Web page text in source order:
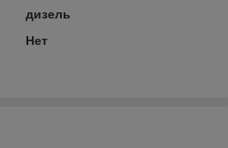
дизель
Нет